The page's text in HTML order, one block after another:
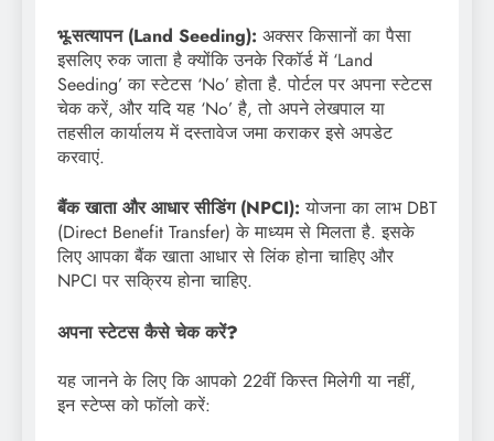
भू-सत्यापन (Land Seeding): अक्सर किसानों का पैसा
इसलिए रुक जाता है क्योंकि उनके रिकॉर्ड में ‘Land
Seeding’ का स्टेटस ‘No’ होता है. पोर्टल पर अपना स्टेटस
चेक करें, और यदि यह ‘No’ है, तो अपने लेखपाल या
तहसील कार्यालय में दस्तावेज जमा कराकर इसे अपडेट
करवाएं.
बैंक खाता और आधार सीडिंग (NPCI):योजना का लाभ DBT
(Direct Benefit Transfer) के माध्यम से मिलता है. इसके
लिए आपका बैंक खाता आधार से लिंक होना चाहिए और
NPCI पर सक्रिय होना चाहिए.
अपना स्टेटस कैसे चेक करें?
यह जानने के लिए कि आपको 22वीं किस्त मिलेगी या नहीं,
इन स्टेप्स को फॉलो करें: